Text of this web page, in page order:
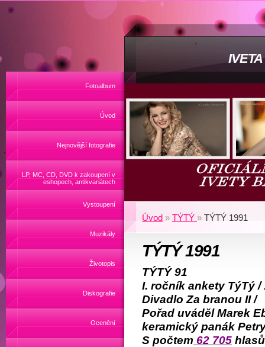
Fotoalbum
Úvod
Nejnovější fotografie
LP, MC, CD, DVD k zakoupení v
eshopech, antikvariátech
Vystoupení
Muzikály
Životopis
Diskografie
Ocenění
Úvod » TÝTÝ » TÝTÝ 1991
TÝTÝ 1991
TÝTÝ 91
I. ročník ankety TýTý /
Divadlo Za branou II /
Pořad uváděl Marek
keramický panák
S počtem 62 705